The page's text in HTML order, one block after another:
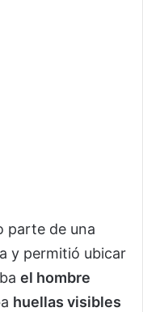
parte de una
y permitió ubicar
el hombre
huellas visibles